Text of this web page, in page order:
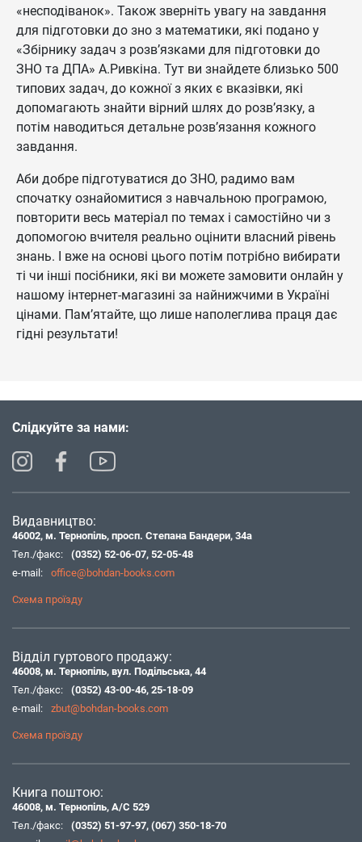
«несподіванок». Також зверніть увагу на завдання
для підготовки до зно з математики, які подано у
«Збірнику задач з розв’язками для підготовки до
ЗНО та ДПА» А.Ривкіна. Тут ви знайдете близько 500
типових задач, до кожної з яких є вказівки, які
допомагають знайти вірний шлях до розв’язку, а
потім наводиться детальне розв’язання кожного
завдання.
Аби добре підготуватися до ЗНО, радимо вам
спочатку ознайомитися з навчальною програмою,
повторити весь матеріал по темах і самостійно чи з
допомогою вчителя реально оцінити власний рівень
знань. І вже на основі цього потім потрібно вибирати
ті чи інші посібники, які ви можете замовити онлайн у
нашому інтернет-магазині за найнижчими в Україні
цінами. Пам’ятайте, що лише наполеглива праця дає
гідні результати!
Слідкуйте за нами:
Видавництво:
46002, м. Тернопіль, просп. Степана Бандери, 34а
Тел./факс:
(0352) 52-06-07, 52-05-48
e-mail:
office@bohdan-books.com
Схема проїзду
Відділ гуртового продажу:
46008, м. Тернопіль, вул. Подільська, 44
Тел./факс:
(0352) 43-00-46, 25-18-09
e-mail:
zbut@bohdan-books.com
Схема проїзду
Книга поштою:
46008, м. Тернопіль, А/С 529
Тел./факс:
(0352) 51-97-97, (067) 350-18-70